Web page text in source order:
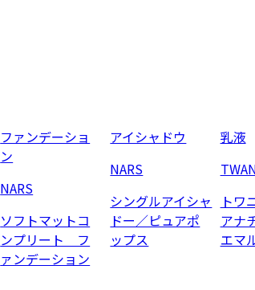
ファンデーショ
ン
NARS
ソフトマットコ
ンプリート フ
ァンデーション
アイシャドウ
NARS
シングルアイシャ
ドー／ピュアポ
ップス
乳液
ト
アナ
エマ